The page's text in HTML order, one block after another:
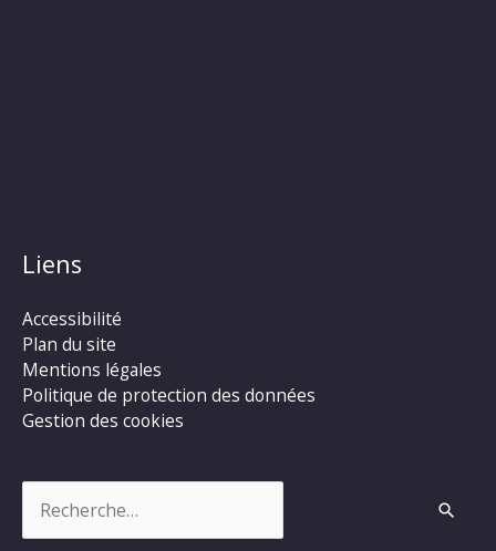
Liens
Accessibilité
Plan du site
Mentions légales
Politique de protection des données
Gestion des cookies